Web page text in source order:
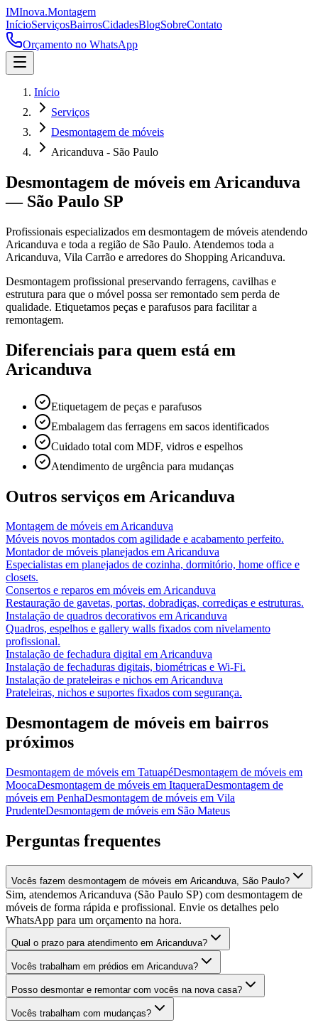
IMInova.Montagem
InícioServiçosBairrosCidadesBlogSobreContato
Orçamento no WhatsApp
Início
Serviços
Desmontagem de móveis
Aricanduva - São Paulo
Desmontagem de móveis em Aricanduva
— São Paulo SP
Profissionais especializados em desmontagem de móveis atendendo
Aricanduva e toda a região de São Paulo. Atendemos toda a
Aricanduva, Vila Carrão e arredores do Shopping Aricanduva.
Desmontagem profissional preservando ferragens, cavilhas e
estrutura para que o móvel possa ser remontado sem perda de
qualidade. Etiquetamos peças e parafusos para facilitar a
remontagem.
Diferenciais para quem está em
Aricanduva
Etiquetagem de peças e parafusos
Embalagem das ferragens em sacos identificados
Cuidado total com MDF, vidros e espelhos
Atendimento de urgência para mudanças
Outros serviços em Aricanduva
Montagem de móveis emAricanduva
Móveis novos montados com agilidade e acabamento perfeito.
Montador de móveis planejados emAricanduva
Especialistas em planejados de cozinha, dormitório, home office e
closets.
Consertos e reparos em móveis emAricanduva
Restauração de gavetas, portas, dobradiças, corrediças e estruturas.
Instalação de quadros decorativos emAricanduva
Quadros, espelhos e gallery walls fixados com nivelamento
profissional.
Instalação de fechadura digital emAricanduva
Instalação de fechaduras digitais, biométricas e Wi-Fi.
Instalação de prateleiras e nichos emAricanduva
Prateleiras, nichos e suportes fixados com segurança.
Desmontagem de móveis em bairros
próximos
Desmontagem de móveis em TatuapéDesmontagem de móveis em
MoocaDesmontagem de móveis em ItaqueraDesmontagem de
móveis em PenhaDesmontagem de móveis em Vila
PrudenteDesmontagem de móveis em São Mateus
Perguntas frequentes
Vocês fazem desmontagem de móveis em Aricanduva, São Paulo?
Sim, atendemos Aricanduva (São Paulo SP) com desmontagem de
móveis de forma rápida e profissional. Envie os detalhes pelo
WhatsApp para um orçamento na hora.
Qual o prazo para atendimento em Aricanduva?
Vocês trabalham em prédios em Aricanduva?
Posso desmontar e remontar com vocês na nova casa?
Vocês trabalham com mudanças?